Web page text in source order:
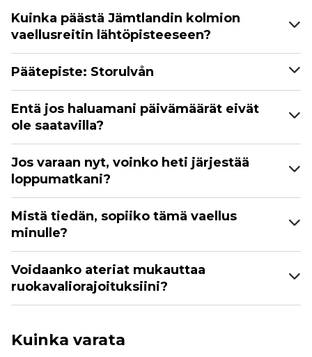
Kuinka päästä Jämtlandin kolmion
vaellusreitin lähtöpisteeseen?
Päätepiste: Storulvån
Entä jos haluamani päivämäärät eivät
ole saatavilla?
Jos varaan nyt, voinko heti järjestää
loppumatkani?
Mistä tiedän, sopiiko tämä vaellus
minulle?
Voidaanko ateriat mukauttaa
ruokavaliorajoituksiini?
Kuinka varata